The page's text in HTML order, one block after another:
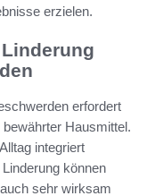
erzielen.
erfordert
Hausmittel.
integriert
können
sehr wirksam